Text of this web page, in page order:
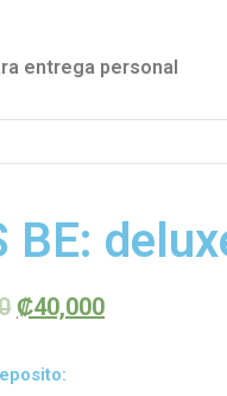
entrega personal
BE:
₡40,000